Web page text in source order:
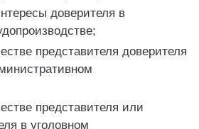
доверителя в
представителя доверителя
представителя или
в уголовном